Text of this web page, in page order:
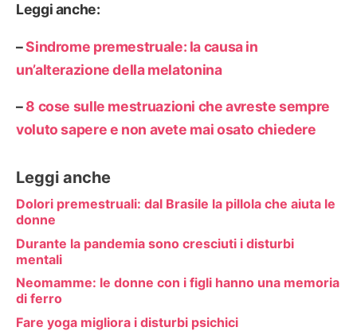
Leggi anche:
–Sindrome premestruale: la causa in
un’alterazione della melatonina
–8 cose sulle mestruazioni che avreste sempre
voluto sapere e non avete mai osato chiedere
Leggi anche
Dolori premestruali: dal Brasile la pillola che aiuta le
donne
Durante la pandemia sono cresciuti i disturbi
mentali
Neomamme: le donne con i figli hanno una memoria
di ferro
Fare yoga migliora i disturbi psichici